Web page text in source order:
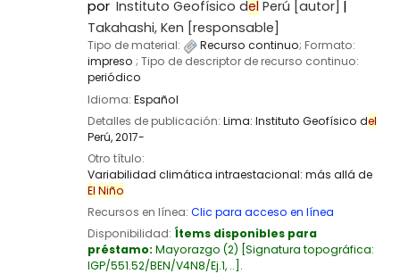
por Instituto Geofísico del Perú [autor]
Takahashi, Ken [responsable]
Tipo de material: Recurso continuo; Formato:
impreso ; Tipo de descriptor de recurso continuo:
periódico
Idioma: Español
Detalles de publicación: Lima: Instituto Geofísico del
Perú,2017-
Otro título:
Variabilidad climática intraestacional: más allá de
El Niño
Recursos en línea: Clic para acceso en línea
Disponibilidad: Ítems disponibles para
préstamo: Mayorazgo (2) Signatura topográfica:
IGP/551.52/BEN/V4N8/Ej.1, .. .